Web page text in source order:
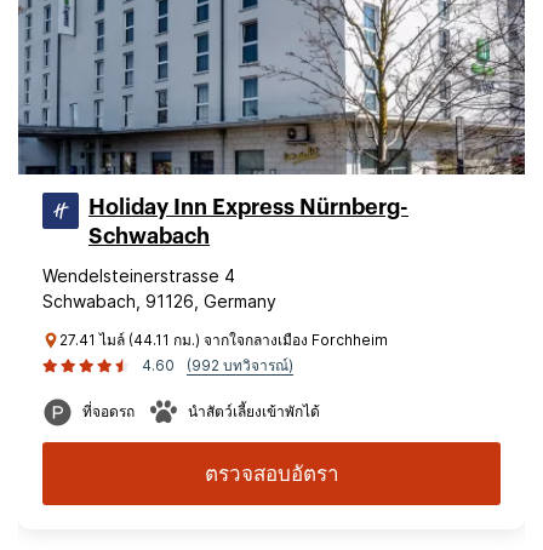
Holiday Inn Express Nürnberg-
Schwabach
Wendelsteinerstrasse 4
Schwabach, 91126, Germany
27.41 ไมล์ (44.11 กม.) จากใจกลางเมือง Forchheim
4.60
(992 บทวิจารณ์)
ที่จอดรถ นำสัตว์เลี้ยงเข้าพักได้
ตรวจสอบอัตรา